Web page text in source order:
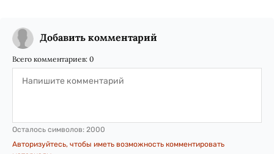
Добавить комментарий
Всего комментариев: 0
Осталось символов: 2000
Авторизуйтесь, чтобы иметь возможность комментировать